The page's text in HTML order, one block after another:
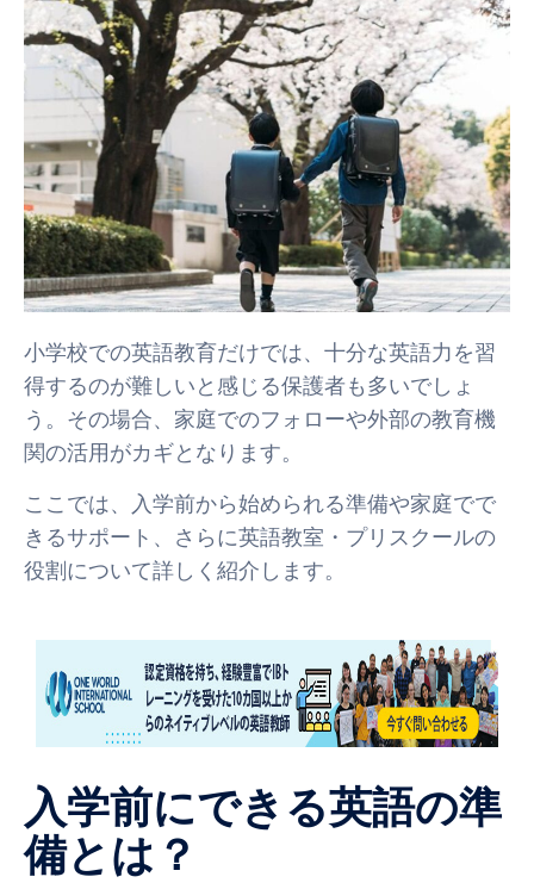
小学校での英語教育だけでは、十分な英語力を習
得するのが難しいと感じる保護者も多いでしょ
う。その場合、家庭でのフォローや外部の教育機
関の活用がカギとなります。
ここでは、入学前から始められる準備や家庭でで
きるサポート、さらに英語教室・プリスクールの
役割について詳しく紹介します。
入学前にできる英語の準
備とは？